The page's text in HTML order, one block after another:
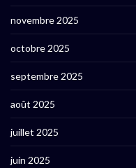
novembre 2025
octobre 2025
septembre 2025
août 2025
juillet 2025
juin 2025